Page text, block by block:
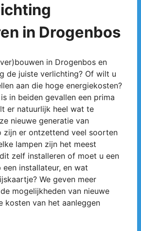
in Drogenbos
in Drogenbos en
de juiste verlichting? Of wilt u
aan die hoge energiekosten?
in beiden gevallen een prima
er natuurlijk heel wat te
nieuwe generatie van
zijn er ontzettend veel soorten
lampen zijn het meest
zelf installeren of moet u een
installateur, en wat
We geven meer
mogelijkheden van nieuwe
kosten van het aanleggen